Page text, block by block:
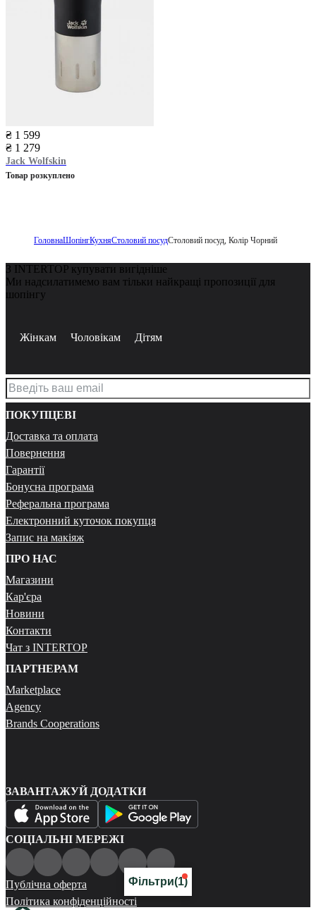
₴ 1 599
₴ 1 279
Jack Wolfskin
Товар розкуплено
ГоловнаШопінгКухняСтоловий посудСтоловий посуд, Колір Чорний
Фільтри(1)
З INTERTOP купувати вигідніше
Ми надсилатимемо вам тільки найкращі пропозиції для
шопінгу
Жінкам Чоловікам Дітям
ПОКУПЦЕВІ
Доставка та оплата
Повернення
Гарантії
Бонусна програма
Реферальна програма
Електронний куточок покупця
Запис на макіяж
ПРО НАС
Магазини
Кар'єра
Новини
Контакти
Чат з INTERTOP
ПАРТНЕРАМ
Marketplace
Agency
Brands Cooperations
ЗАВАНТАЖУЙ ДОДАТКИ
СОЦІАЛЬНІ МЕРЕЖІ
Публічна оферта
Політика конфіденційності